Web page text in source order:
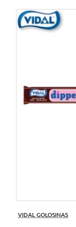
VIDAL GOLOSINAS